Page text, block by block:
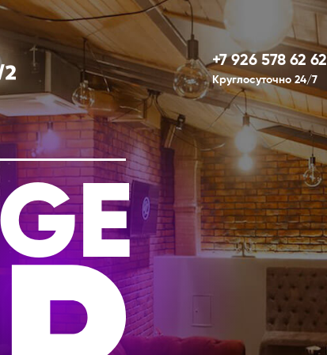
+7 926 578 62 62
Круглосуточно 24/7